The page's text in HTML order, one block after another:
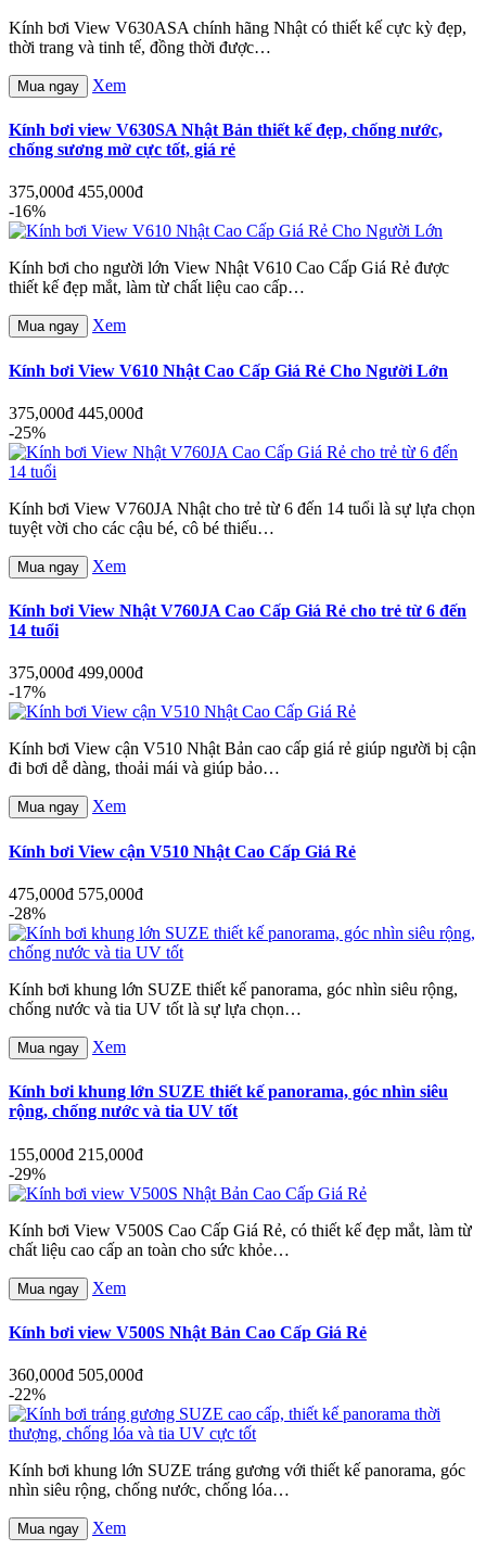
Kính bơi View V630ASA chính hãng Nhật có thiết kế cực kỳ đẹp,
thời trang và tinh tế, đồng thời được…
Mua ngay Xem
Kính bơi view V630SA Nhật Bản thiết kế đẹp, chống nước,
chống sương mờ cực tốt, giá rẻ
375,000đ 455,000đ
-16%
Kính bơi cho người lớn View Nhật V610 Cao Cấp Giá Rẻ được
thiết kế đẹp mắt, làm từ chất liệu cao cấp…
Mua ngay Xem
Kính bơi View V610 Nhật Cao Cấp Giá Rẻ Cho Người Lớn
375,000đ 445,000đ
-25%
Kính bơi View V760JA Nhật cho trẻ từ 6 đến 14 tuổi là sự lựa chọn
tuyệt vời cho các cậu bé, cô bé thiếu…
Mua ngay Xem
Kính bơi View Nhật V760JA Cao Cấp Giá Rẻ cho trẻ từ 6 đến
14 tuổi
375,000đ 499,000đ
-17%
Kính bơi View cận V510 Nhật Bản cao cấp giá rẻ giúp người bị cận
đi bơi dễ dàng, thoải mái và giúp bảo…
Mua ngay Xem
Kính bơi View cận V510 Nhật Cao Cấp Giá Rẻ
475,000đ 575,000đ
-28%
Kính bơi khung lớn SUZE thiết kế panorama, góc nhìn siêu rộng,
chống nước và tia UV tốt là sự lựa chọn…
Mua ngay Xem
Kính bơi khung lớn SUZE thiết kế panorama, góc nhìn siêu
rộng, chống nước và tia UV tốt
155,000đ 215,000đ
-29%
Kính bơi View V500S Cao Cấp Giá Rẻ, có thiết kế đẹp mắt, làm từ
chất liệu cao cấp an toàn cho sức khỏe…
Mua ngay Xem
Kính bơi view V500S Nhật Bản Cao Cấp Giá Rẻ
360,000đ 505,000đ
-22%
Kính bơi khung lớn SUZE tráng gương với thiết kế panorama, góc
nhìn siêu rộng, chống nước, chống lóa…
Mua ngay Xem